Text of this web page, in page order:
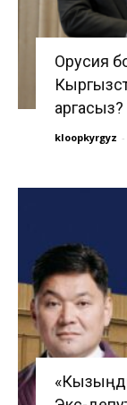
Орусия
аргасыз?
kloopkyrgyz -